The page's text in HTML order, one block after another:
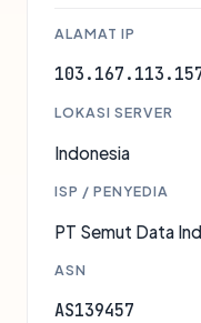
ALAMAT IP
LOKASI SERVER
Indonesia
ISP / PENYEDIA
PT Semut Data
ASN
AS139457